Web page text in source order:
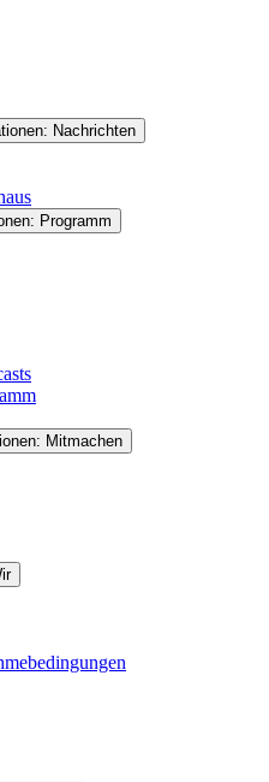
Nachrichten
Programm
Mitmachen